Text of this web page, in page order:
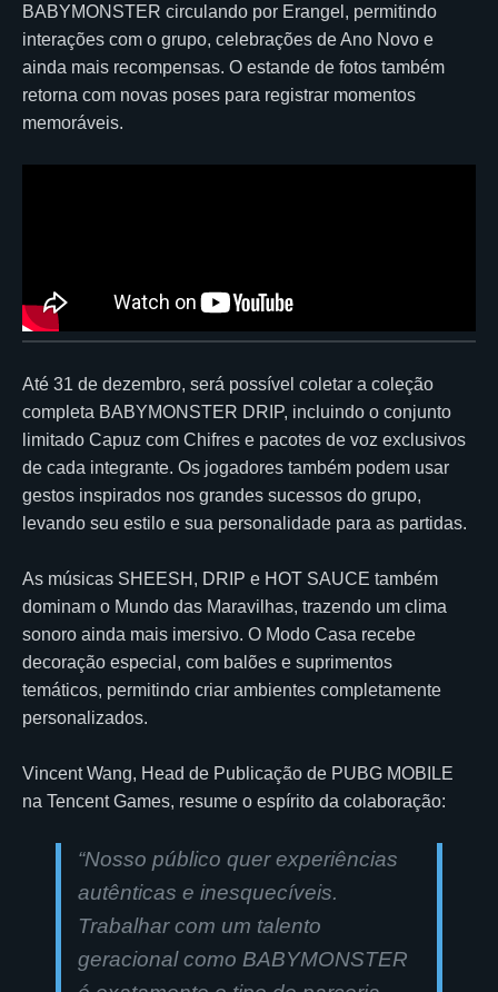
BABYMONSTER circulando por Erangel, permitindo
interações com o grupo, celebrações de Ano Novo e
ainda mais recompensas. O estande de fotos também
retorna com novas poses para registrar momentos
memoráveis.
Até 31 de dezembro, será possível coletar a coleção
completa BABYMONSTER DRIP, incluindo o conjunto
limitado Capuz com Chifres e pacotes de voz exclusivos
de cada integrante. Os jogadores também podem usar
gestos inspirados nos grandes sucessos do grupo,
levando seu estilo e sua personalidade para as partidas.
As músicas SHEESH, DRIP e HOT SAUCE também
dominam o Mundo das Maravilhas, trazendo um clima
sonoro ainda mais imersivo. O Modo Casa recebe
decoração especial, com balões e suprimentos
temáticos, permitindo criar ambientes completamente
personalizados.
Vincent Wang, Head de Publicação de PUBG MOBILE
na Tencent Games, resume o espírito da colaboração:
“Nosso público quer experiências
autênticas e inesquecíveis.
Trabalhar com um talento
geracional como BABYMONSTER